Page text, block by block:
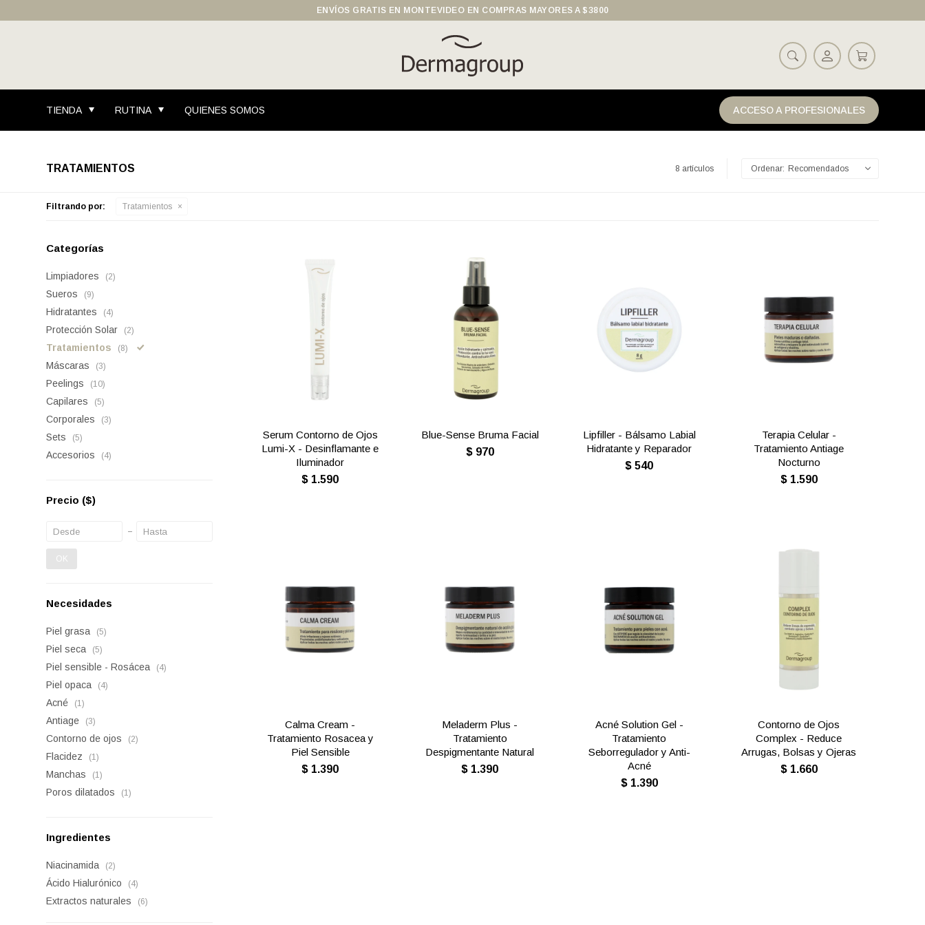
TIENDA RUTINA QUIENES SOMOS ACCESO A PROFESIONALES
ENVÍOS GRATIS EN MONTEVIDEO EN COMPRAS MAYORES A $3800
TRATAMIENTOS 8 artículos Recomendados
Filtrando por: Tratamientos
Serum Contorno de Ojos
Lumi-X - Desinflamante e
Iluminador
$ 1.590
Blue-Sense Bruma Facial
$ 970
Lipfiller - Bálsamo Labial
Hidratante y Reparador
$ 540
Terapia Celular -
Tratamiento Antiage
Nocturno
$ 1.590
Calma Cream -
Tratamiento Rosacea y
Piel Sensible
$ 1.390
Meladerm Plus -
Tratamiento
Despigmentante Natural
$ 1.390
Acné Solution Gel -
Tratamiento
Seborregulador y Anti-
Acné
$ 1.390
Contorno de Ojos
Complex - Reduce
Arrugas, Bolsas y Ojeras
$ 1.660
Categorías
Limpiadores (2)
Sueros (9)
Hidratantes (4)
Protección Solar (2)
Tratamientos (8)
Máscaras (3)
Peelings (10)
Capilares (5)
Corporales (3)
Sets (5)
Accesorios (4)
Precio ($)
OK
Necesidades
Piel grasa (5)
Piel seca (5)
Piel sensible - Rosácea (4)
Piel opaca (4)
Acné (1)
Antiage (3)
Contorno de ojos (2)
Flacidez (1)
Manchas (1)
Poros dilatados (1)
Ingredientes
Niacinamida (2)
Ácido Hialurónico (4)
Extractos naturales (6)